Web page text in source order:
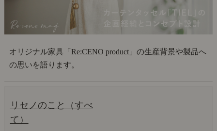
オリジナル家具「Re:CENO product」の生産背景や製品へ
の思いを語ります。
リセノのこと（すべ
て）